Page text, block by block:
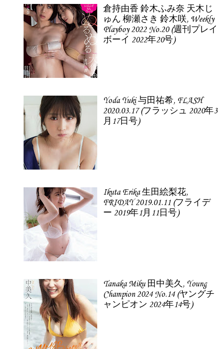
倉持由香 鈴木ふみ奈 天木じ
ゅん 柳瀬さき 鈴木咲, Weekly
Playboy 2022 No.20 (週刊プレイ
ボーイ 2022年20号)
Yoda Yuki 与田祐希, FLASH
2020.03.17 (フラッシュ 2020年3
月17日号)
Ikuta Erika 生田絵梨花,
FRIDAY 2019.01.11 (フライデ
ー 2019年1月11日号)
Tanaka Miku 田中美久, Young
Champion 2024 No.14 (ヤングチ
ャンピオン 2024年14号)